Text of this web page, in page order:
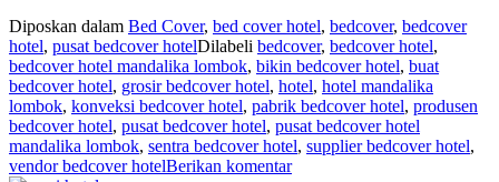
Diposkan dalam Bed Cover, bed cover hotel, bedcover, bedcover
hotel, pusat bedcover hotelDilabeli bedcover, bedcover hotel,
bedcover hotel mandalika lombok, bikin bedcover hotel, buat
bedcover hotel, grosir bedcover hotel, hotel, hotel mandalika
lombok, konveksi bedcover hotel, pabrik bedcover hotel, produsen
bedcover hotel, pusat bedcover hotel, pusat bedcover hotel
mandalika lombok, sentra bedcover hotel, supplier bedcover hotel,
vendor bedcover hotelBerikan komentar